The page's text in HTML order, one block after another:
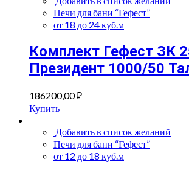
Печи для бани “Гефест”
от 18 до 24 куб.м
Комплект Гефест ЗК
Президент 1000/50
186200,00₽
Купить
Добавить в список желаний
Печи для бани “Гефест”
от 12 до 18 куб.м